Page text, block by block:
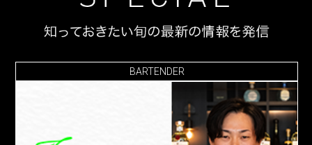
BARTENDER